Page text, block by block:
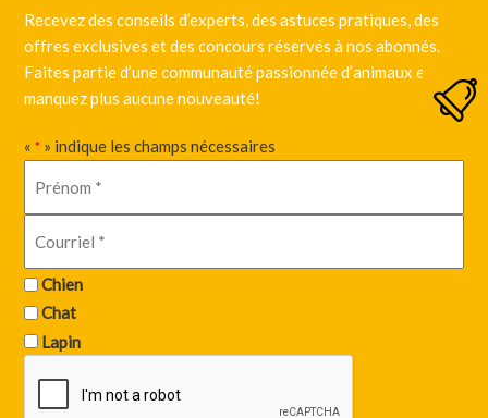
Recevez des conseils d’experts, des astuces pratiques, des
offres exclusives et des concours réservés à nos abonnés.
Faites partie d’une communauté passionnée d’animaux et ne
manquez plus aucune nouveauté!
«* » indique les champs nécessaires
Chien
Chat
Lapin